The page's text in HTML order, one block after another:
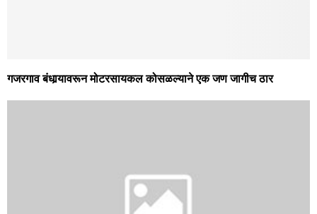
गजरगाव बंधार्‍यावरून मोटरसायकल कोसळल्याने एक जण जागीच ठार